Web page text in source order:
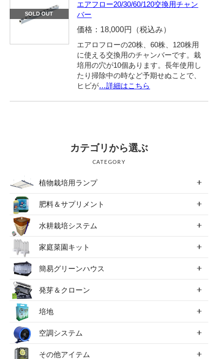
SOLD OUT
エアフロー20/30/60/120交換用チャン
バー
価格：18,000円（税込み）
エアロフローの20株、60株、120株用
に使える交換用のチャンバーです。栽
培用の穴が10個あります。長年使用し
たり掃除中の時など予期せぬことで、
ヒビが…詳細はこちら
カテゴリから選ぶ
CATEGORY
植物栽培用ランプ
肥料＆サプリメント
水耕栽培システム
家庭菜園キット
簡易グリーンハウス
発芽＆クローン
培地
空調システム
その他アイテム